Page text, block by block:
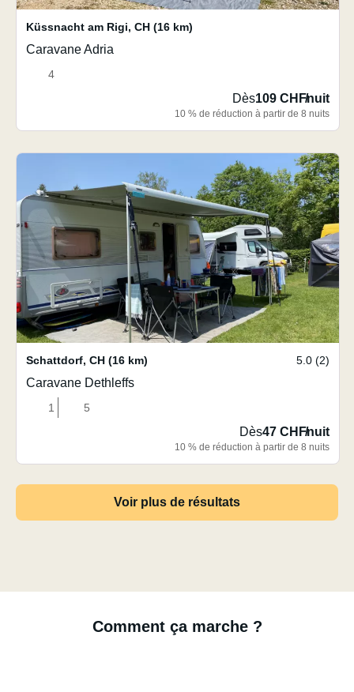
Küssnacht am Rigi, CH (16 km)
Caravane Adria
4
Dès109 CHF/nuit
10 % de réduction à partir de 8 nuits
Schattdorf, CH (16 km) 5.0 (2)
Caravane Dethleffs
1 5
Dès47 CHF/nuit
10 % de réduction à partir de 8 nuits
Voir plus de résultats
Comment ça marche ?